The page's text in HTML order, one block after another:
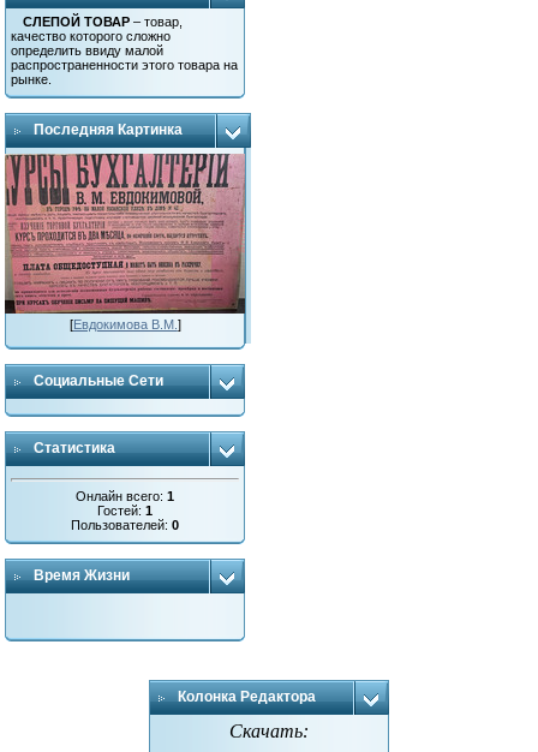
СЛЕПОЙ ТОВАР – товар,
качество которого сложно
определить ввиду малой
распространенности этого товара на
рынке.
Последняя Картинка
[Евдокимова В.М. ]
Социальные Сети
Статистика
Онлайн всего:1
Гостей:1
Пользователей:0
Время Жизни
Колонка Редактора
Скачать: